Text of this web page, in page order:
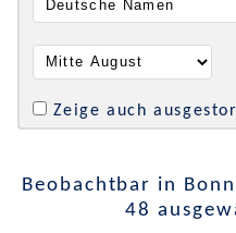
Zeige auch
Beobachtbar in
48